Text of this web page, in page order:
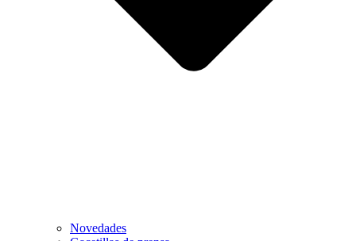
Novedades